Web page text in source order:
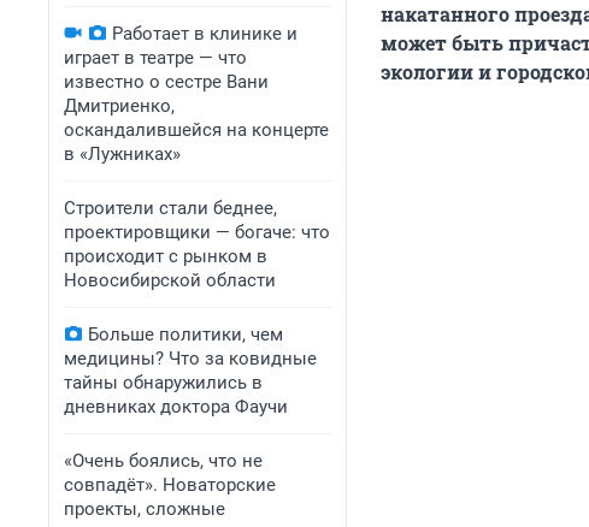
Работает в клинике и
играет в театре — что
известно о сестре Вани
Дмитриенко,
оскандалившейся на концерте
в «Лужниках»
Строители стали беднее,
проектировщики — богаче: что
происходит с рынком в
Новосибирской области
Больше политики, чем
медицины? Что за ковидные
тайны обнаружились в
дневниках доктора Фаучи
«Очень боялись, что не
совпадёт». Новаторские
проекты, сложные
накатанного
может быть
экологии и